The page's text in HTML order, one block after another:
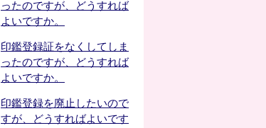
ったのですが、どうすれば
よいですか。
印鑑登録証をなくしてしま
ったのですが、どうすれば
よいですか。
印鑑登録を廃止したいので
すが、どうすればよいです